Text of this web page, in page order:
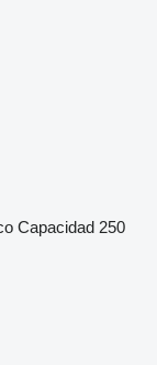
Capacidad 250